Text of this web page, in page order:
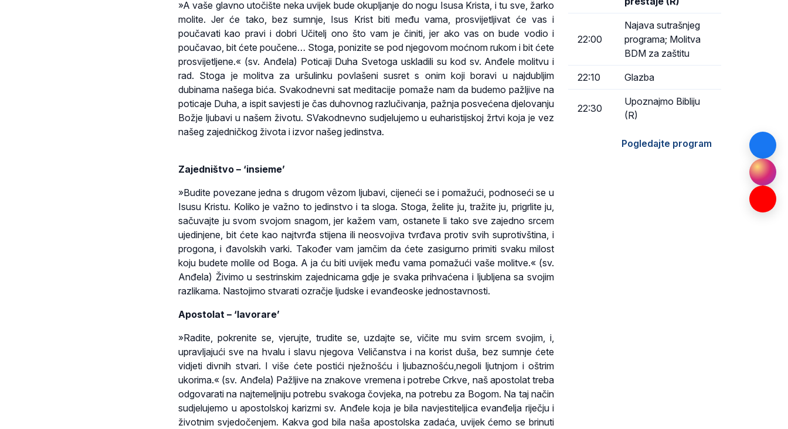
»A vaše glavno utočište neka uvijek bude okupljanje do nogu Isusa Krista, i tu sve, žarko
molite. Jer će tako, bez sumnje, Isus Krist biti među vama, prosvijetljivat će vas i
poučavati kao pravi i dobri Učitelj ono što vam je činiti, jer ako vas on bude vodio i
poučavao, bit ćete poučene… Stoga, ponizite se pod njegovom moćnom rukom i bit ćete
prosvijetljene.« (sv. Anđela) Poticaji Duha Svetoga uskladili su kod sv. Anđele molitvu i
rad. Stoga je molitva za uršulinku povlašeni susret s onim koji boravi u najdubljim
dubinama našega bića. Svakodnevni sat meditacije pomaže nam da budemo pažljive na
poticaje Duha, a ispit savjesti je čas duhovnog razlučivanja, pažnja posvećena djelovanju
Božje ljubavi u našem životu. SVakodnevno sudjelujemo u euharistijskoj žrtvi koja je vez
našeg zajedničkog života i izvor našeg jedinstva.
Zajedništvo – ‘insieme’
»Budite povezane jedna s drugom vêzom ljubavi, cijeneći se i pomažući, podnoseći se u
Isusu Kristu. Koliko je važno to jedinstvo i ta sloga. Stoga, želite ju, tražite ju, prigrlite ju,
sačuvajte ju svom svojom snagom, jer kažem vam, ostanete li tako sve zajedno srcem
ujedinjene, bit ćete kao najtvrđa stijena ili neosvojiva tvrđava protiv svih suprotivština, i
progona, i đavolskih varki. Također vam jamčim da ćete zasigurno primiti svaku milost
koju budete molile od Boga. A ja ću biti uvijek među vama pomažući vaše molitve.« (sv.
Anđela) Živimo u sestrinskim zajednicama gdje je svaka prihvaćena i ljubljena sa svojim
razlikama. Nastojimo stvarati ozračje ljudske i evanđeoske jednostavnosti.
Apostolat – ‘lavorare’
»Radite, pokrenite se, vjerujte, trudite se, uzdajte se, vičite mu svim srcem svojim, i,
upravljajući sve na hvalu i slavu njegova Veličanstva i na korist duša, bez sumnje ćete
vidjeti divnih stvari. I više ćete postići nježnošću i ljubaznošću,negoli ljutnjom i oštrim
ukorima.« (sv. Anđela) Pažljive na znakove vremena i potrebe Crkve, naš apostolat treba
odgovarati na najtemeljniju potrebu svakoga čovjeka, na potrebu za Bogom. Na taj način
sudjelujemo u apostolskoj karizmi sv. Anđele koja je bila navjestiteljica evanđelja riječju i
životnim svjedočenjem. Kakva god bila naša apostolska zadaća, uvijek ćemo se brinuti
22:00
Najava sutrašnjeg
programa; Molitva
BDM za zaštitu
22:10 Glazba
22:30
Upoznajmo Bibliju
(R)
Pogledajte program